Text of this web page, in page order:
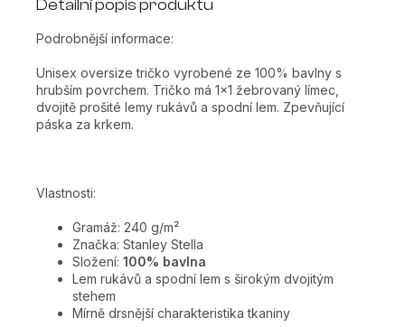
Detailní popis produktu
Podrobnější informace:
Unisex oversize tričko vyrobené ze 100% bavlny s
hrubším povrchem. Tričko má 1x1 žebrovaný límec,
dvojitě prošité lemy rukávů a spodní lem. Zpevňující
páska za krkem.
Vlastnosti:
Gramáž: 240 g/m²
Značka: Stanley Stella
Složení: 100% bavlna
Lem rukávů a spodní lem s širokým dvojitým
stehem
Mírně drsnější charakteristika tkaniny